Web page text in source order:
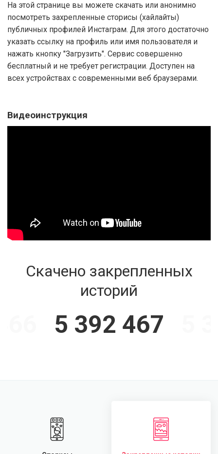
На этой странице вы можете скачать или анонимно
посмотреть захрепленные сторисы (хайлайты)
публичных профилей Инстаграм. Для этого достаточно
указать ссылку на профиль или имя пользователя и
нажать кнопку "Загрузить". Сервис совершенно
бесплатный и не требует регистрации. Доступен на
всех устройствах с современными веб браузерами.
Видеоинструкция
Скачено закрепленных
историй
5 392 467